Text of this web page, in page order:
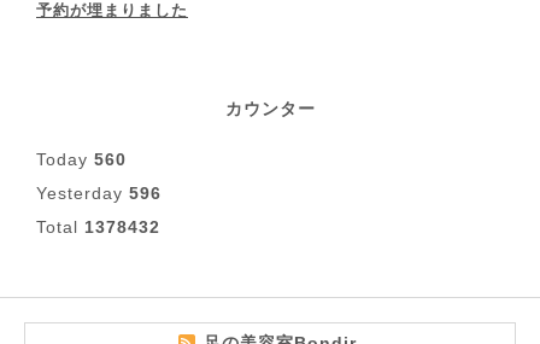
予約が埋まりました
カウンター
Today 560
Yesterday 596
Total 1378432